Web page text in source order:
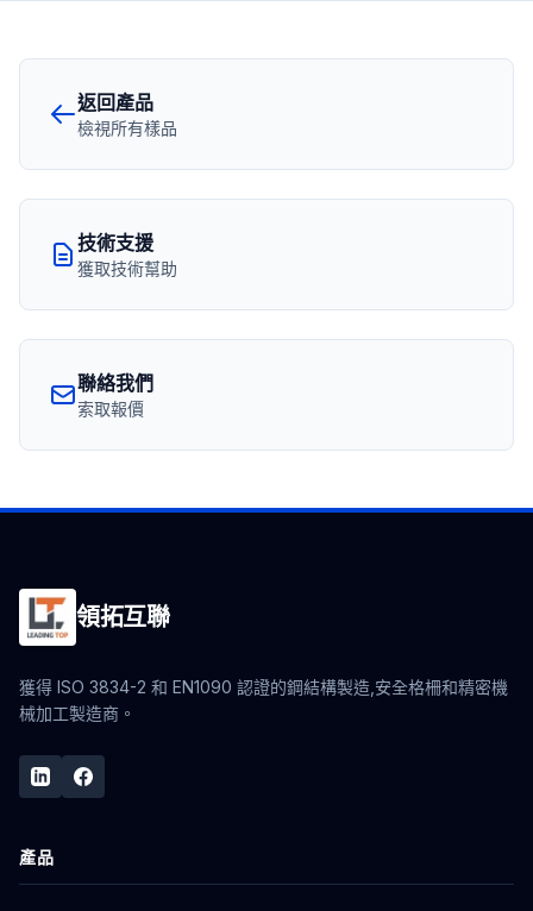
返回產品
檢視所有樣品
技術支援
獲取技術幫助
聯絡我們
索取報價
領拓互聯
獲得 ISO 3834-2 和 EN1090 認證的鋼結構製造,安全格柵和精密機
械加工製造商。
產品